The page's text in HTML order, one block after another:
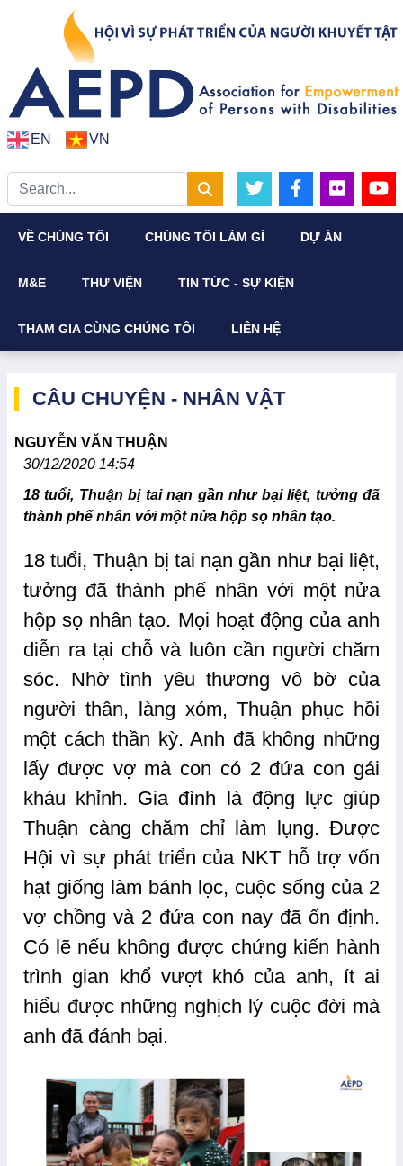
EN VN
VỀ CHÚNG TÔI CHÚNG TÔI LÀM GÌ DỰ ÁN
M&E THƯ VIỆN TIN TỨC - SỰ KIỆN
THAM GIA CÙNG CHÚNG TÔI LIÊN HỆ
CÂU CHUYỆN - NHÂN VẬT
NGUYỄN VĂN THUẬN
30/12/2020 14:54
18 tuổi, Thuận bị tai nạn gần như bại liệt, tưởng đã
thành phế nhân với một nửa hộp sọ nhân tạo.
18 tuổi, Thuận bị tai nạn gần như bại liệt,
tưởng đã thành phế nhân với một nửa
hộp sọ nhân tạo. Mọi hoạt động của anh
diễn ra tại chỗ và luôn cần người chăm
sóc. Nhờ tình yêu thương vô bờ của
người thân, làng xóm, Thuận phục hồi
một cách thần kỳ. Anh đã không những
lấy được vợ mà con có 2 đứa con gái
kháu khỉnh. Gia đình là động lực giúp
Thuận càng chăm chỉ làm lụng. Được
Hội vì sự phát triển của NKT hỗ trợ vốn
hạt giống làm bánh lọc, cuộc sống của 2
vợ chồng và 2 đứa con nay đã ổn định.
Có lẽ nếu không được chứng kiến hành
trình gian khổ vượt khó của anh, ít ai
hiểu được những nghịch lý cuộc đời mà
anh đã đánh bại.